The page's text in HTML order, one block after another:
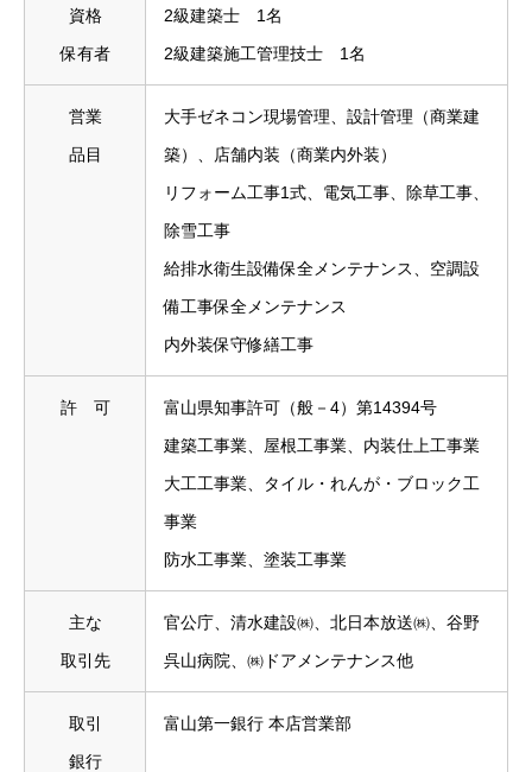
資格
保有者
2級建築士 1名
2級建築施工管理技士 1名
営業
品目
大手ゼネコン現場管理、設計管理（商業建
築）、店舗内装（商業内外装）
リフォーム工事1式、電気工事、除草工事、
除雪工事
給排水衛生設備保全メンテナンス、空調設
備工事保全メンテナンス
内外装保守修繕工事
許 可
富山県知事許可（般－4）第14394号
建築工事業、屋根工事業、内装仕上工事業
大工工事業、タイル・れんが・ブロック工
事業
防水工事業、塗装工事業
主な
取引先
官公庁、清水建設㈱、北日本放送㈱、谷野
呉山病院、㈱ドアメンテナンス他
取引
銀行
富山第一銀行 本店営業部